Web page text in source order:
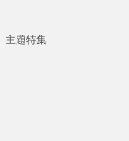
主題特集